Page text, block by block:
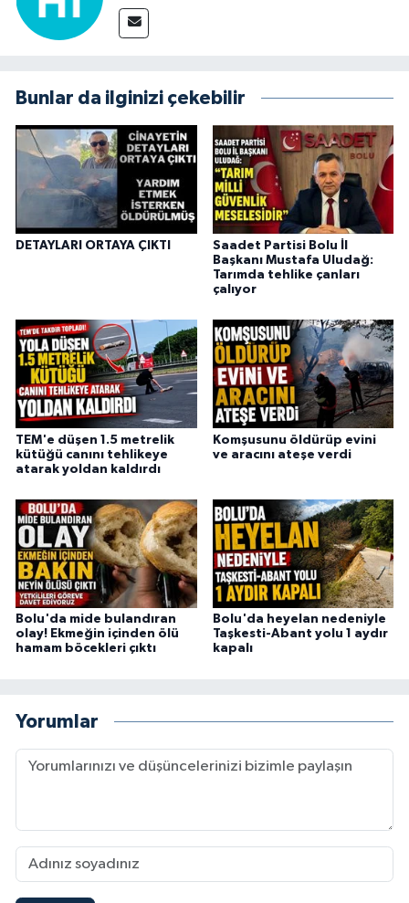
Bunlar da ilginizi çekebilir
DETAYLARI ORTAYA ÇIKTI
Saadet Partisi Bolu İl
Başkanı Mustafa Uludağ:
Tarımda tehlike çanları
çalıyor
TEM'e düşen 1.5 metrelik
kütüğü canını tehlikeye
atarak yoldan kaldırdı
Komşusunu öldürüp evini
ve aracını ateşe verdi
Bolu'da mide bulandıran
olay! Ekmeğin içinden ölü
hamam böcekleri çıktı
Bolu'da heyelan nedeniyle
Taşkesti-Abant yolu 1 aydır
kapalı
Yorumlar